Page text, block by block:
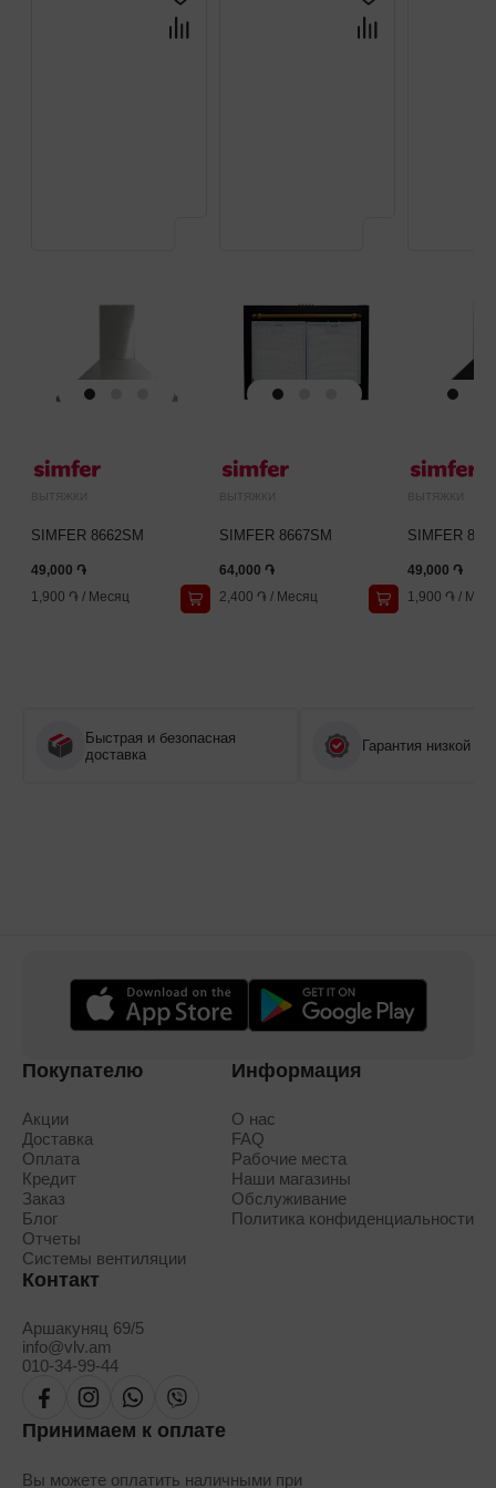
ВЫТЯЖКИ
SIMFER 8662SM
49,000 ֏
1,900 ֏ / Месяц
ВЫТЯЖКИ
SIMFER 8667SM
64,000 ֏
2,400 ֏ / Месяц
ВЫТЯЖКИ
SIMFER
49,000 ֏
1,900 ֏ /
Быстрая и безопасная
доставка
Гарантия низкой
Покупателю
Акции
Доставка
Оплата
Кредит
Заказ
Блог
Отчеты
Системы вентиляции
Информация
О нас
FAQ
Рабочие места
Наши магазины
Обслуживание
Политика конфиденциальности
Контакт
Аршакуняц 69/5
info@vlv.am
010-34-99-44
Принимаем к оплате
Вы можете оплатить наличными при